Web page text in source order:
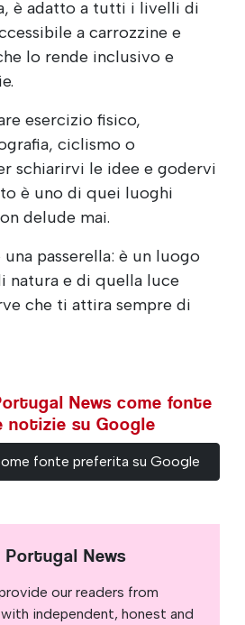
è adatto a tutti i livelli di
a carrozzine e
lo rende inclusivo e
esercizio fisico,
ciclismo o
schiarirvi le idee e godervi
è uno di quei luoghi
delude mai.
passerella: è un luogo
natura e di quella luce
che ti attira sempre di
News come fonte
notizie su Google
fonte preferita su Google
News
our readers from
independent, honest and